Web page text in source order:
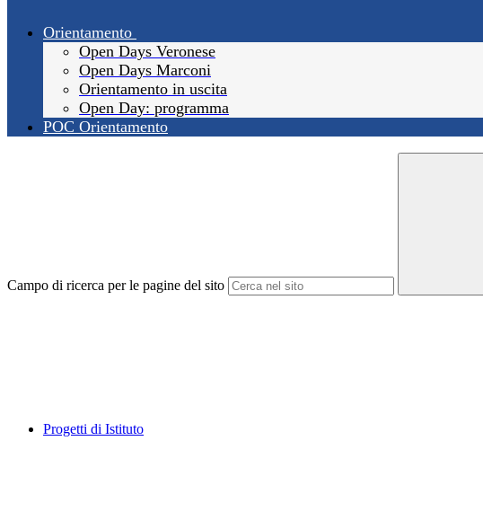
Orientamento
Open Days Veronese
Open Days Marconi
Orientamento in uscita
Open Day: programma
POC Orientamento
Campo di ricerca per le pagine del sito
Progetti di Istituto